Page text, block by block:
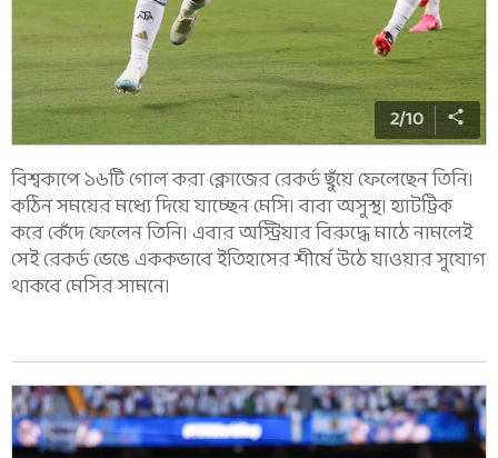
2/10
বিশ্বকাপে ১৬টি গোল করা ক্লোজের রেকর্ড ছুঁয়ে ফেলেছেন তিনি।
কঠিন সময়ের মধ্যে দিয়ে যাচ্ছেন মেসি। বাবা অসুস্থ। হ্যাটট্রিক
করে কেঁদে ফেলেন তিনি। এবার অস্ট্রিয়ার বিরুদ্ধে মাঠে নামলেই
সেই রেকর্ড ভেঙে এককভাবে ইতিহাসের শীর্ষে উঠে যাওয়ার সুযোগ
থাকবে মেসির সামনে।